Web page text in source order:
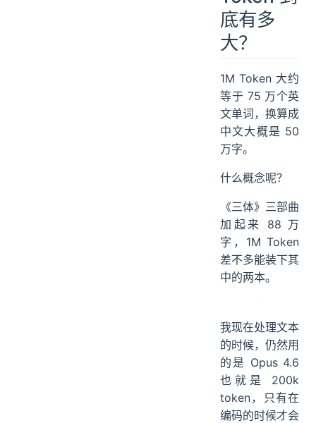
底有多
大？
1M Token 大约
等于 75 万个英
文单词，换算成
中文大概是 50
万字。
什么概念呢？
《三体》三部曲
加起来 88 万
字，1M Token
差不多能装下其
中的两本。
我现在处理文本
的时候，仍然用
的是 Opus 4.6
也就是 200k
token，只有在
编码的时候才会